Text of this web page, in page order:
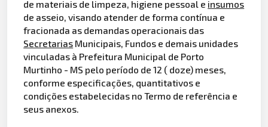
de materiais de limpeza, higiene pessoal e insumos
de asseio, visando atender de forma contínua e
fracionada as demandas operacionais das
Secretarias Municipais, Fundos e demais unidades
vinculadas à Prefeitura Municipal de Porto
Murtinho - MS pelo período de 12 ( doze) meses,
conforme especificações, quantitativos e
condições estabelecidas no Termo de referência e
seus anexos.